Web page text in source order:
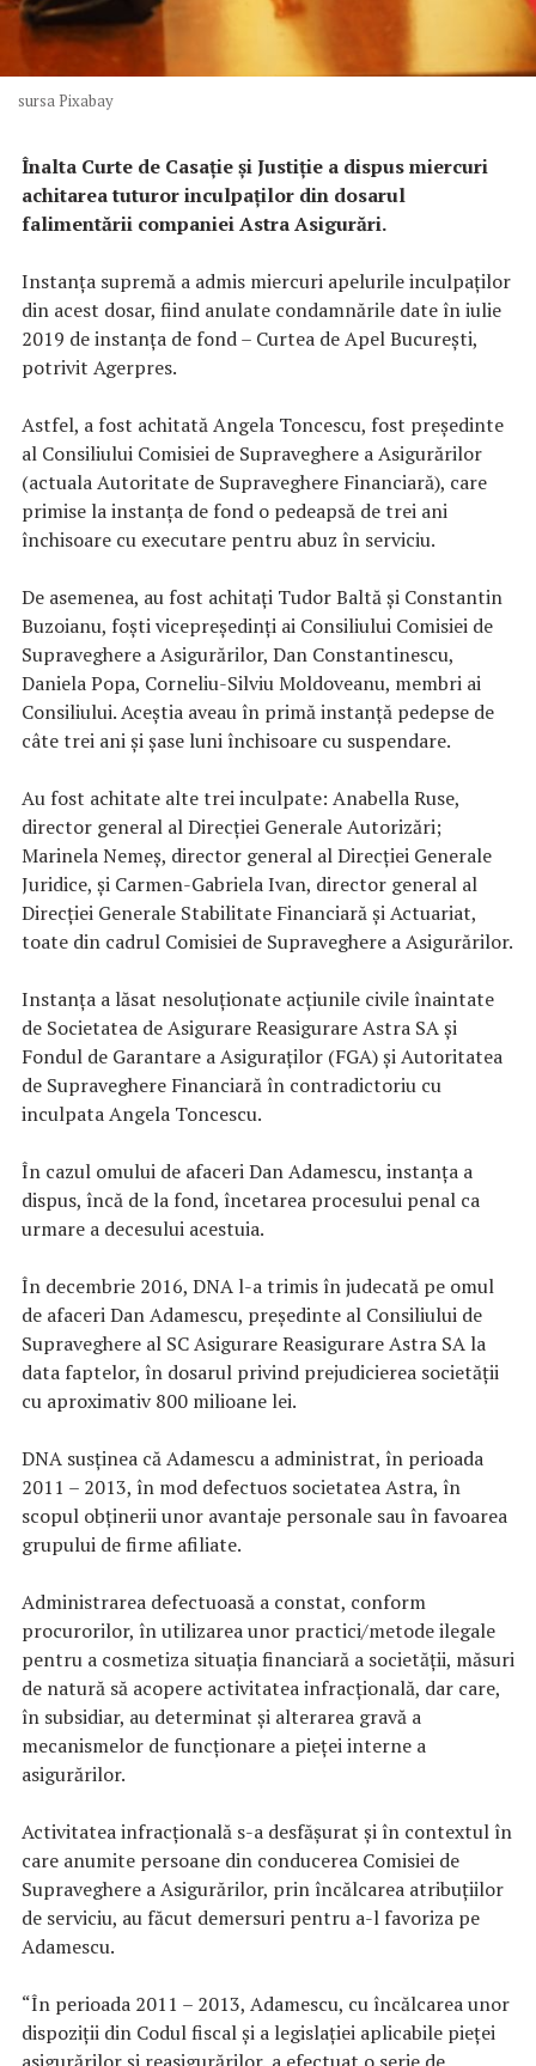
sursa Pixabay
Înalta Curte de Casaţie şi Justiţie a dispus miercuri
achitarea tuturor inculpaţilor din dosarul
falimentării companiei Astra Asigurări.
Instanţa supremă a admis miercuri apelurile inculpaţilor
din acest dosar, fiind anulate condamnările date în iulie
2019 de instanţa de fond – Curtea de Apel Bucureşti,
potrivit Agerpres.
Astfel, a fost achitată Angela Toncescu, fost preşedinte
al Consiliului Comisiei de Supraveghere a Asigurărilor
(actuala Autoritate de Supraveghere Financiară), care
primise la instanţa de fond o pedeapsă de trei ani
închisoare cu executare pentru abuz în serviciu.
De asemenea, au fost achitaţi Tudor Baltă şi Constantin
Buzoianu, foşti vicepreşedinţi ai Consiliului Comisiei de
Supraveghere a Asigurărilor, Dan Constantinescu,
Daniela Popa, Corneliu-Silviu Moldoveanu, membri ai
Consiliului. Aceştia aveau în primă instanţă pedepse de
câte trei ani şi şase luni închisoare cu suspendare.
Au fost achitate alte trei inculpate: Anabella Ruse,
director general al Direcţiei Generale Autorizări;
Marinela Nemeş, director general al Direcţiei Generale
Juridice, şi Carmen-Gabriela Ivan, director general al
Direcţiei Generale Stabilitate Financiară şi Actuariat,
toate din cadrul Comisiei de Supraveghere a Asigurărilor.
Instanţa a lăsat nesoluţionate acţiunile civile înaintate
de Societatea de Asigurare Reasigurare Astra SA şi
Fondul de Garantare a Asiguraţilor (FGA) şi Autoritatea
de Supraveghere Financiară în contradictoriu cu
inculpata Angela Toncescu.
În cazul omului de afaceri Dan Adamescu, instanţa a
dispus, încă de la fond, încetarea procesului penal ca
urmare a decesului acestuia.
În decembrie 2016, DNA l-a trimis în judecată pe omul
de afaceri Dan Adamescu, preşedinte al Consiliului de
Supraveghere al SC Asigurare Reasigurare Astra SA la
data faptelor, în dosarul privind prejudicierea societăţii
cu aproximativ 800 milioane lei.
DNA susţinea că Adamescu a administrat, în perioada
2011 – 2013, în mod defectuos societatea Astra, în
scopul obţinerii unor avantaje personale sau în favoarea
grupului de firme afiliate.
Administrarea defectuoasă a constat, conform
procurorilor, în utilizarea unor practici/metode ilegale
pentru a cosmetiza situaţia financiară a societăţii, măsuri
de natură să acopere activitatea infracţională, dar care,
în subsidiar, au determinat şi alterarea gravă a
mecanismelor de funcţionare a pieţei interne a
asigurărilor.
Activitatea infracţională s-a desfăşurat şi în contextul în
care anumite persoane din conducerea Comisiei de
Supraveghere a Asigurărilor, prin încălcarea atribuţiilor
de serviciu, au făcut demersuri pentru a-l favoriza pe
Adamescu.
“În perioada 2011 – 2013, Adamescu, cu încălcarea unor
dispoziţii din Codul fiscal şi a legislaţiei aplicabile pieţei